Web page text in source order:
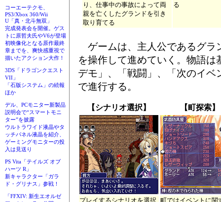
コーエーテクモ、
PS3/Xbox 360/Wii
U「真・北斗無双」
完成発表会を開催。ゲス
トに原哲夫氏やV6が登場
初映像化となる原作最終
章までを、爽快感重視で
描いたアクション大作！
3DS「ドラゴンクエスト
VII」
「石版システム」の続報
ほか
デル、PCモニター新製品
説明会で“スマートモニ
ター”を披露
ウルトラワイド液晶やタ
ッチパネル液晶を紹介、
ゲーミングモニターの投
入は見送り
PS Vita「テイルズ オブ
ハーツ R」
新キャラクター「ガラ
ド・グリナス」参戦！
「FFXIV: 新生エオルゼ
り、仕事中の事故によって両
親を亡くしたグランドを引き
取り育てる
る
ゲームは、主人公であるグラ
を操作して進めていく。物語は
デモ」、「戦闘」、「次のイベ
で進行する。
【シナリオ選択】 【町探索】
プレイするシナリオを選択 町ではイベントに関